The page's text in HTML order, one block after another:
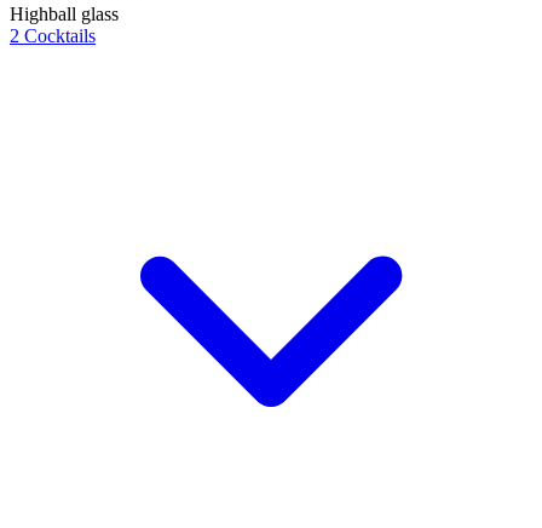
Highball glass
2 Cocktails